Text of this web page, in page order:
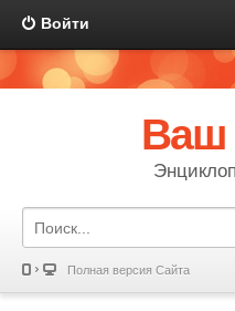
Войти
Ваш
Полная версия Сайта